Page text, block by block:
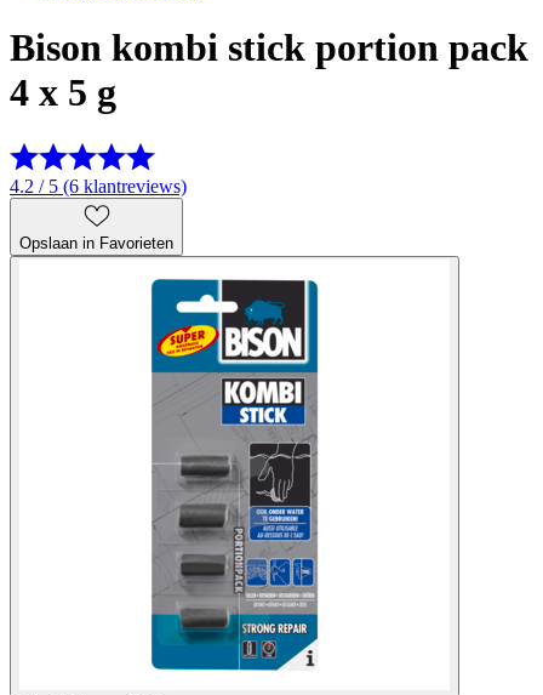
Bison kombi stick portion pack
4 x 5 g
4.2 / 5 (6 klantreviews)
Opslaan in Favorieten